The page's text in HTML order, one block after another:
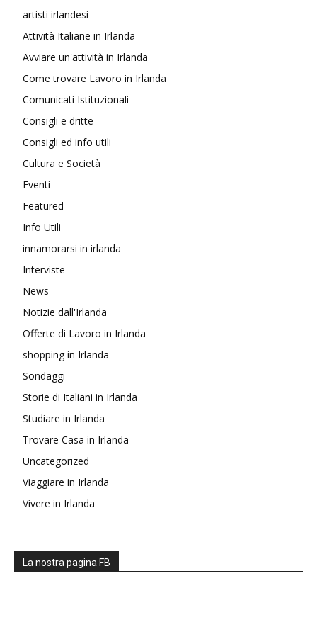
artisti irlandesi
Attività Italiane in Irlanda
Avviare un'attività in Irlanda
Come trovare Lavoro in Irlanda
Comunicati Istituzionali
Consigli e dritte
Consigli ed info utili
Cultura e Società
Eventi
Featured
Info Utili
innamorarsi in irlanda
Interviste
News
Notizie dall'Irlanda
Offerte di Lavoro in Irlanda
shopping in Irlanda
Sondaggi
Storie di Italiani in Irlanda
Studiare in Irlanda
Trovare Casa in Irlanda
Uncategorized
Viaggiare in Irlanda
Vivere in Irlanda
La nostra pagina FB